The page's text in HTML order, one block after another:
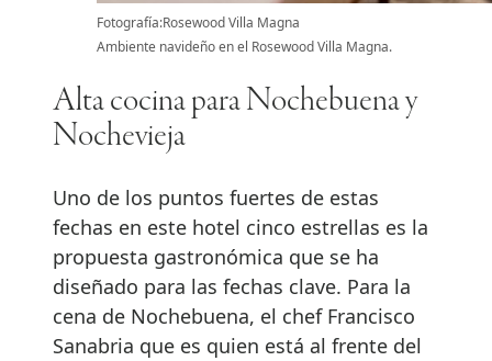
Fotografía:Rosewood Villa Magna
Ambiente navideño en el Rosewood Villa Magna.
Alta cocina para Nochebuena y
Nochevieja
Uno de los puntos fuertes de estas
fechas en este hotel cinco estrellas es la
propuesta gastronómica que se ha
diseñado para las fechas clave. Para la
cena de Nochebuena, el chef Francisco
Sanabria que es quien está al frente del